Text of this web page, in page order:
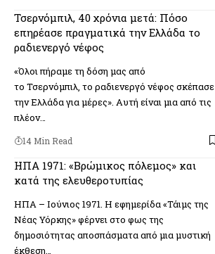
Τσερνόμπιλ, 40 χρόνια μετά: Πόσο
επηρέασε πραγματικά την Ελλάδα το
ραδιενεργό νέφος
«Όλοι πήραμε τη δόση μας από
το Τσερνόμπιλ, το ραδιενεργό νέφος σκέπασε
την Ελλάδα για μέρες». Αυτή είναι μια από τις
πλέον…
14 Min Read
ΗΠΑ 1971: «Βρώμικος πόλεμος» και
κατά της ελευθεροτυπίας
ΗΠΑ – Ιούνιος 1971. Η εφημερίδα «Τάιμς της
Νέας Υόρκης» φέρνει στο φως της
δημοσιότητας αποσπάσματα από μια μυστική
έκθεση…